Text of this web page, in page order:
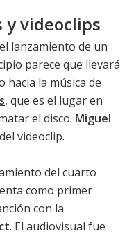
y videoclips
lanzamiento de un
parece que llevará
hacia la música de
, que es el lugar en
el disco. Miguel
videoclip.
del cuarto
como primer
con la
. El audiovisual fue